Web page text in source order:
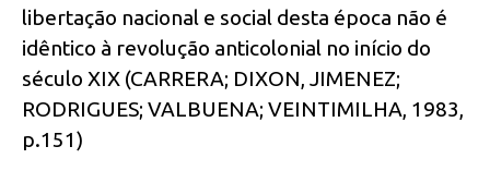
libertação nacional e social desta época não é
idêntico à revolução anticolonial no início do
século XIX (CARRERA; DIXON, JIMENEZ;
RODRIGUES; VALBUENA; VEINTIMILHA, 1983,
p.151)